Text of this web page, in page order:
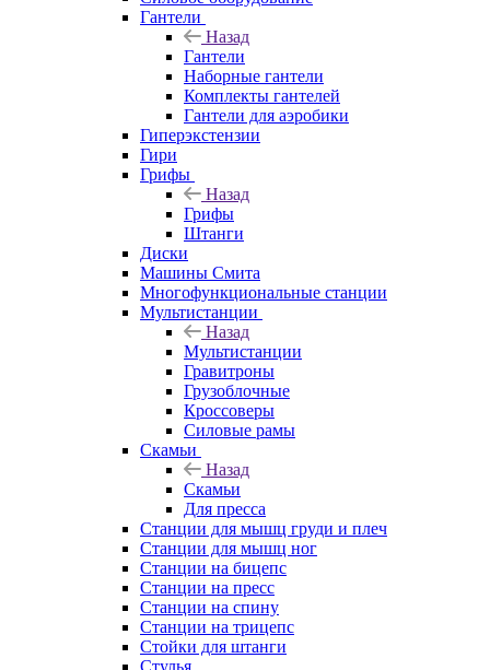
Гантели
Назад
Гантели
Наборные гантели
Комплекты гантелей
Гантели для аэробики
Гиперэкстензии
Гири
Грифы
Назад
Грифы
Штанги
Диски
Машины Смита
Многофункциональные станции
Мультистанции
Назад
Мультистанции
Гравитроны
Грузоблочные
Кроссоверы
Силовые рамы
Скамьи
Назад
Скамьи
Для пресса
Станции для мышц груди и плеч
Станции для мышц ног
Станции на бицепс
Станции на пресс
Станции на спину
Станции на трицепс
Стойки для штанги
Стулья